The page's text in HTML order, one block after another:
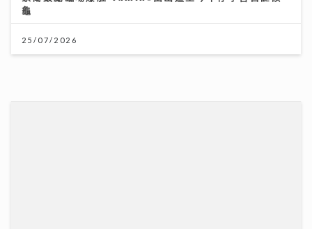
世界盃決賽｜球迷逼爆黃埔美食坊直擊西班牙奪冠 300
吋巨型大屏幕睇入球勁震撼